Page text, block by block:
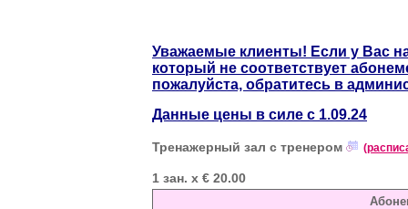
Уважаемые клиенты! Если у Вас
который не соответствует
пожалуйста, обратитесь в
Данные цены в силе с 1.09.24
Тренажерный зал с тренером
1 зан. x € 20.00